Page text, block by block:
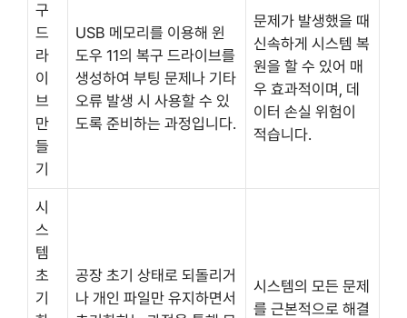
구
드
라
이
브
만
들
기
USB 메모리를 이용해 윈
도우 11의 복구 드라이브를
생성하여 부팅 문제나 기타
오류 발생 시 사용할 수 있
도록 준비하는 과정입니다.
문제가 발생했을 때
신속하게 시스템 복
원을 할 수 있어 매
우 효과적이며, 데
이터 손실 위험이
적습니다.
시
스
템
초
기
공장 초기 상태로 되돌리거
나 개인 파일만 유지하면서
시스템의 모든 문제
를 근본적으로 해결